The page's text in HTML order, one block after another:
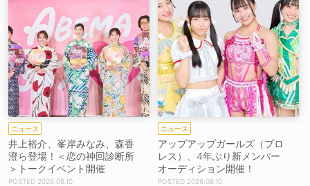
ニュース
井上裕介、峯岸みなみ、森香
澄ら登場！＜恋の神回診断所
＞トークイベント開催
2026.08.10
ニュース
アップアップガールズ（プロ
レス）、4年ぶり新メンバー
オーディション開催！
2026.08.10